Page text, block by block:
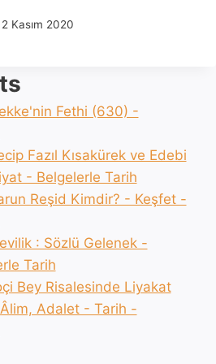
2 Kasım 2020
Fethi (630) -
Fazıl Kısakürek ve Edebi
- Belgelerle Tarih
Reşid Kimdir? - Keşfet -
: Sözlü Gelenek -
Tarih
Bey Risalesinde Liyakat
Adalet - Tarih -